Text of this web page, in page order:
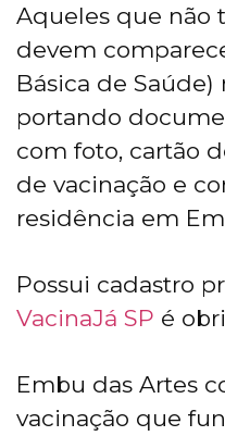
Aqueles que não
devem
Básica de
portando
com foto, cartão
de vacinação e
residência em
Possui cadastro
VacinaJá SP é
Embu das Artes
vacinação que